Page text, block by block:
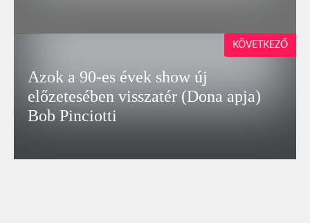
Azok a 90-es évek show új
előzetesében visszatér (Dona apja)
Bob Pinciotti
KÖVETKEZŐ